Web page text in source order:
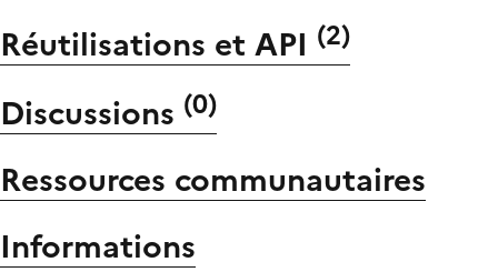
Réutilisations et API (2)
Discussions (0)
Ressources communautaires
Informations